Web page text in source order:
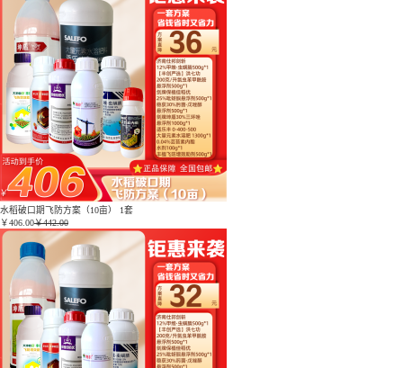
水稻破口期飞防方案（10亩） 1套
￥406.00￥442.00